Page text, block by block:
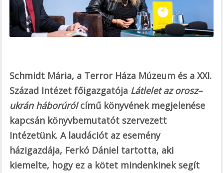
Schmidt Mária, a Terror Háza Múzeum és a XXI.
Század Intézet főigazgatója Látlelet az orosz–
ukrán háborúrólcímű könyvének megjelenése
kapcsán könyvbemutatót szervezett
Intézetünk. A laudációt az esemény
házigazdája, Ferkó Dániel tartotta, aki
kiemelte, hogy ez a kötet mindenkinek segít